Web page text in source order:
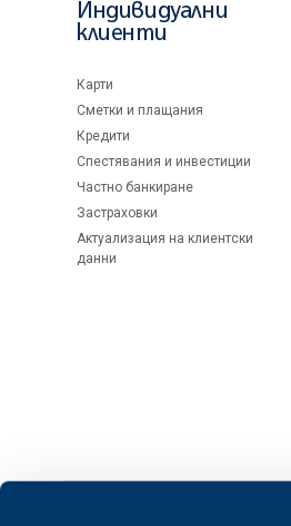
Индивидуални
клиенти
Карти
Сметки и плащания
Кредити
Спестявания и инвестиции
Частно банкиране
Застраховки
Актуализация на клиентски
данни